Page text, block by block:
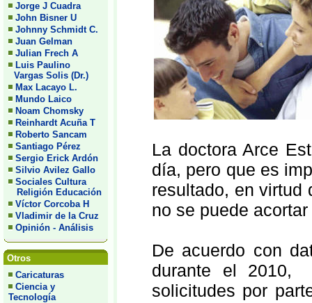
Jorge J Cuadra
John Bisner U
Johnny Schmidt C.
Juan Gelman
Julian Frech A
Luis Paulino
Vargas Solis (Dr.)
Max Lacayo L.
Mundo Laico
Noam Chomsky
Reinhardt Acuña T
Roberto Sancam
Santiago Pérez
Sergio Erick Ardón
Silvio Avilez Gallo
Sociales Cultura
Religión Educación
Víctor Corcoba H
Vladimir de la Cruz
Opinión - Análisis
Otros
Caricaturas
Ciencia y
Tecnología
La doctora Arce
día, pero que es
resultado, en virtud
no se puede
De acuerdo con
durante el 2010,
solicitudes por